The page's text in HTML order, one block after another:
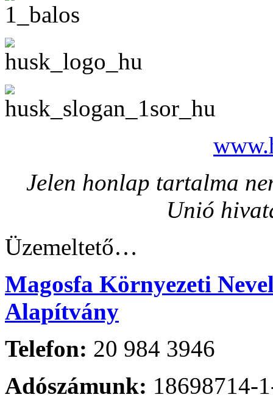
Jelen honlap tartalma
Unió
Üzemeltető…
Magosfa Környezeti
Alapítvány
Telefon: 20 984 3946
Adószámunk: 18698714-